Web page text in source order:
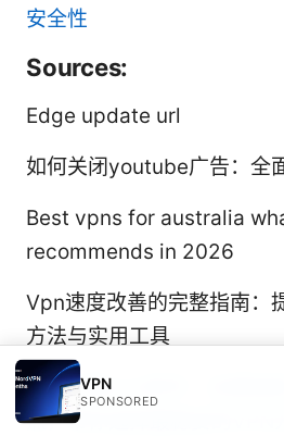
安全性
Sources:
Edge update url
如何关闭youtube广告：全
Best vpns for australia
recommends in 2026
Vpn速度改善的完整指南：
方法与实用工具
梯子下载vpn软件：全面指
点，带你选择最稳妥的VPN
VPN
SPONSORED